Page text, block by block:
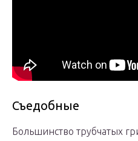
Съедобные
Большинство трубчатых